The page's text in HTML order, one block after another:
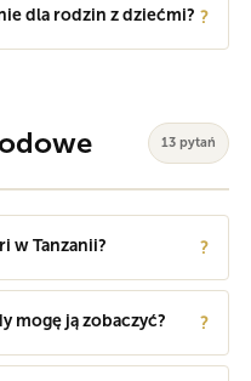
dla rodzin z dziećmi? ?
13 pytań
w Tanzanii? ?
mogę ją zobaczyć? ?